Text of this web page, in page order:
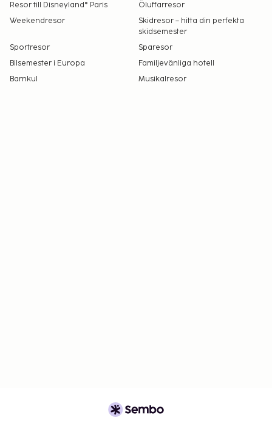
Resor till Disneyland® Paris
Öluffarresor
Weekendresor
Skidresor – hitta din perfekta
skidsemester
Sportresor
Sparesor
Bilsemester i Europa
Familjevänliga hotell
Barnkul
Musikalresor